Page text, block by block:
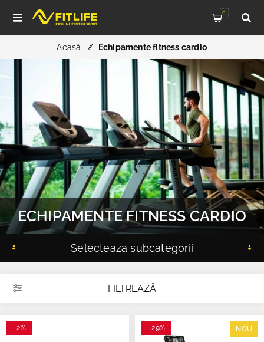
0
Acasă / Echipamente fitness cardio
ECHIPAMENTE FITNESS CARDIO
Selecteaza subcategorii
FILTREAZĂ
- 2% - 29% NOU